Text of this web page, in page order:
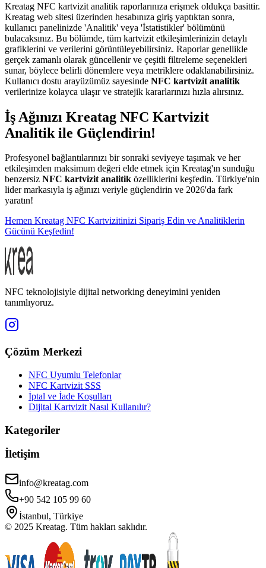
Kreatag NFC kartvizit analitik raporlarınıza erişmek oldukça basittir.
Kreatag web sitesi üzerinden hesabınıza giriş yaptıktan sonra,
kullanıcı panelinizde 'Analitik' veya 'İstatistikler' bölümünü
bulacaksınız. Bu bölümde, tüm kartvizit etkileşimlerinizin detaylı
grafiklerini ve verilerini görüntüleyebilirsiniz. Raporlar genellikle
gerçek zamanlı olarak güncellenir ve çeşitli filtreleme seçenekleri
sunar, böylece belirli dönemlere veya metriklere odaklanabilirsiniz.
Kullanıcı dostu arayüzümüz sayesinde NFC kartvizit analitik
verilerinize kolayca ulaşır ve stratejik kararlarınızı hızla alırsınız.
İş Ağınızı Kreatag NFC Kartvizit
Analitik ile Güçlendirin!
Profesyonel bağlantılarınızı bir sonraki seviyeye taşımak ve her
etkileşimden maksimum değeri elde etmek için Kreatag'ın sunduğu
benzersiz NFC kartvizit analitik özelliklerini keşfedin. Türkiye'nin
lider markasıyla iş ağınızı veriyle güçlendirin ve 2026'da fark
yaratın!
Hemen Kreatag NFC Kartvizitinizi Sipariş Edin ve Analitiklerin
Gücünü Keşfedin!
NFC teknolojisiyle dijital networking deneyimini yeniden
tanımlıyoruz.
Çözüm Merkezi
NFC Uyumlu Telefonlar
NFC Kartvizit SSS
İptal ve İade Koşulları
Dijital Kartvizit Nasıl Kullanılır?
Kategoriler
İletişim
info@kreatag.com
+90 542 105 99 60
İstanbul, Türkiye
© 2025 Kreatag. Tüm hakları saklıdır.